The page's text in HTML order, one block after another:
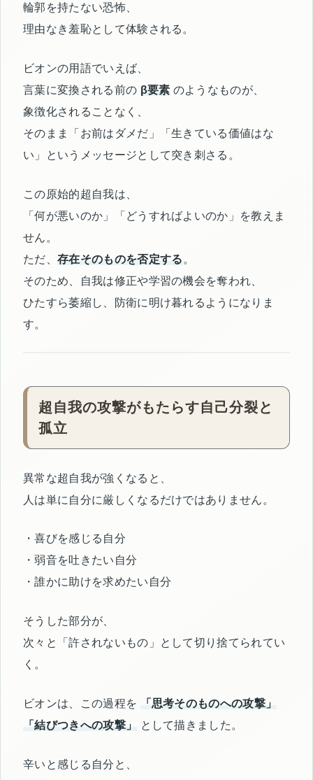
輪郭を持たない恐怖、
理由なき羞恥として体験される。
ビオンの用語でいえば、
言葉に変換される前の β要素 のようなものが、
象徴化されることなく、
そのまま「お前はダメだ」「生きている価値はな
い」というメッセージとして突き刺さる。
この原始的超自我は、
「何が悪いのか」「どうすればよいのか」を教えま
せん。
ただ、 存在そのものを否定する 。
そのため、自我は修正や学習の機会を奪われ、
ひたすら萎縮し、防衛に明け暮れるようになりま
す。
超自我の攻撃がもたらす自己分裂と
孤立
異常な超自我が強くなると、
人は単に自分に厳しくなるだけではありません。
・喜びを感じる自分
・弱音を吐きたい自分
・誰かに助けを求めたい自分
そうした部分が、
次々と「許されないもの」として切り捨てられてい
く。
ビオンは、この過程を
「思考そのものへの攻撃」
「結びつきへの攻撃」
として描きました。
辛いと感じる自分と、